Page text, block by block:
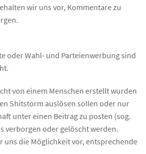
wir uns vor, Kommentare zu
oder Wahl- und Parteienwerbung sind
von einem Menschen erstellt wurden
Shitstorm auslösen sollen oder nur
unter einen Beitrag zu posten (sog.
verborgen oder gelöscht werden.
uns die Möglichkeit vor, entsprechende